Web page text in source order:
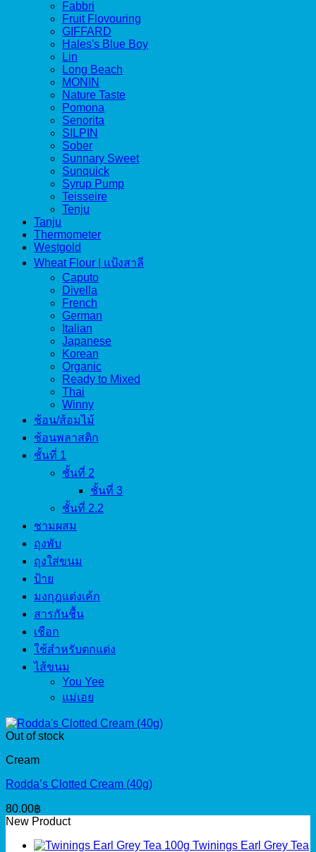
Fabbri
Fruit Flovouring
GIFFARD
Hales's Blue Boy
Lin
Long Beach
MONIN
Nature Taste
Pomona
Senorita
SILPIN
Sober
Sunnary Sweet
Sunquick
Syrup Pump
Teisseire
Tenju
Tanju
Thermometer
Westgold
Wheat Flour | แป้งสาลี
Caputo
Divella
French
German
Italian
Japanese
Korean
Organic
Ready to Mixed
Thai
Winny
ช้อน/ส้อมไม้
ช้อนพลาสติก
ชั้นที่ 1
ชั้นที่ 2
ชั้นที่ 3
ชั้นที่ 2.2
ชามผสม
ถุงพับ
ถุงใส่ขนม
ป้าย
มงกุฎแต่งเค้ก
สารกันชื้น
เชือก
ใช้สำหรับตกแต่ง
ไส้ขนม
You Yee
แม่เอย
Out of stock
Cream
Rodda’s Clotted Cream (40g)
80.00฿
New Product
Twinings Earl Grey Tea